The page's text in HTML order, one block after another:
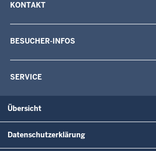
KONTAKT
BESUCHER-INFOS
SERVICE
Übersicht
Datenschutzerklärung